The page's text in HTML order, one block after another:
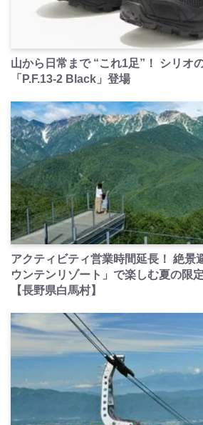
山から日常まで “これ1足”！ シリオ
「P.F.13-2 Black」登場
アクティビティ営業時間延長！ 絶景
ウンテンリゾート」で楽しむ夏の限
【長野県白馬村】